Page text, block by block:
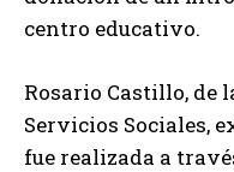
centro educativo.
Rosario Castillo, de
Servicios Sociales,
fue realizada a